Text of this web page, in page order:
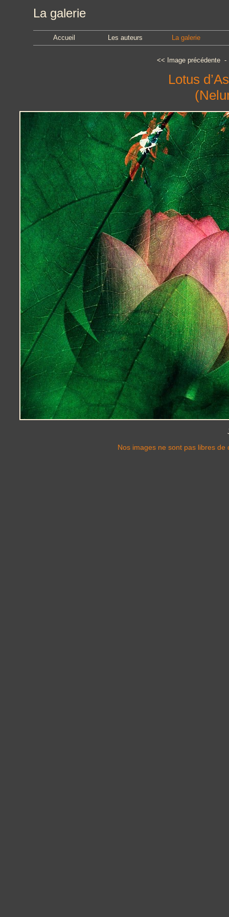
La galerie
Accueil Les auteurs La galerie
<< Image précédente
Lotus
Nos images ne sont pas libres